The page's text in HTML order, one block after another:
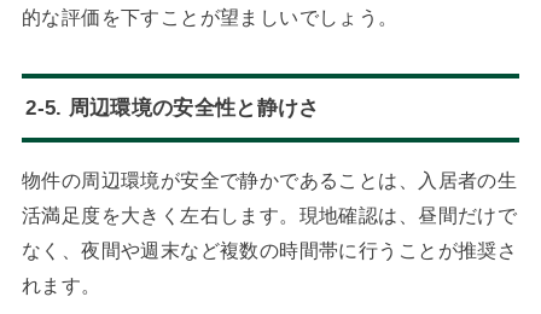
的な評価を下すことが望ましいでしょう。
2-5. 周辺環境の安全性と静けさ
物件の周辺環境が安全で静かであることは、入居者の生
活満足度を大きく左右します。現地確認は、昼間だけで
なく、夜間や週末など複数の時間帯に行うことが推奨さ
れます。